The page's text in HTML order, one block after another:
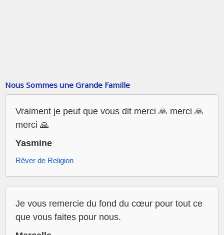
Nous Sommes une Grande Famille
Vraiment je peut que vous dit merci 🙏 merci 🙏
merci 🙏
Yasmine
Rêver de Religion
Je vous remercie du fond du cœur pour tout ce
que vous faites pour nous.